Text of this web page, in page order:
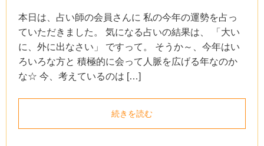
本日は、占い師の会員さんに 私の今年の運勢を占っ
ていただきました。 気になる占いの結果は、 「大い
に、外に出なさい」 ですって。 そうか～、今年はい
ろいろな方と 積極的に会って人脈を広げる年なのか
な☆ 今、考えているのは […]
続きを読む